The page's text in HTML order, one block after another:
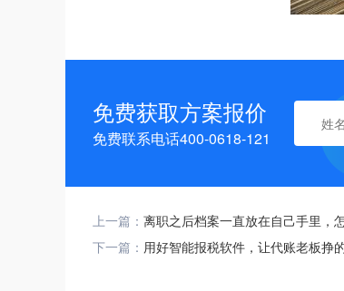
免费获取方案报价
免费联系电话400-0618-121
上一篇： 离职之后档案一直放在自己手里，
下一篇： 用好智能报税软件，让代账老板挣